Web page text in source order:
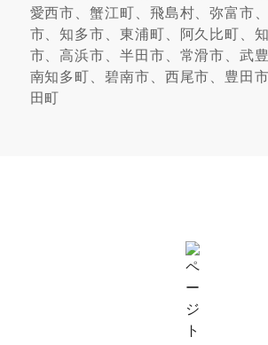
愛西市、蟹江町、飛島村、弥富市
市、知多市、東浦町、阿久比町、
市、高浜市、半田市、常滑市、武
南知多町、碧南市、西尾市、豊田
田町